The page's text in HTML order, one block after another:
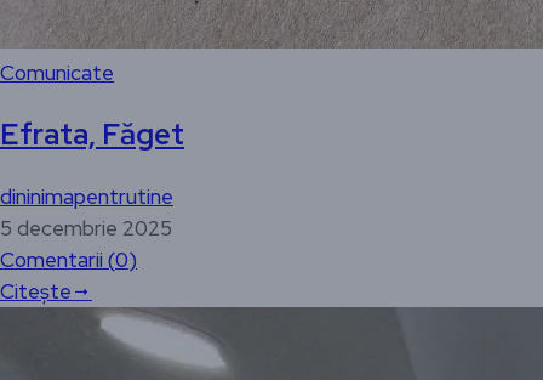
Comunicate
Efrata, Făget
dininimapentrutine
5 decembrie 2025
Comentarii (0)
Citește